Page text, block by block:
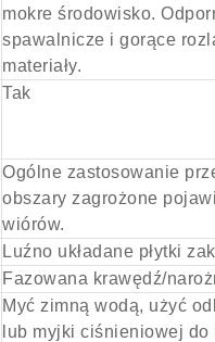
mokre środowisko.
spawalnicze i gorące
materiały.
Tak
Ogólne zastosowanie
obszary zagrożone
wiórów.
Luźno układane płytki
Fazowana krawędź/
Myć zimną wodą, użyć
lub myjki ciśnieniowej do